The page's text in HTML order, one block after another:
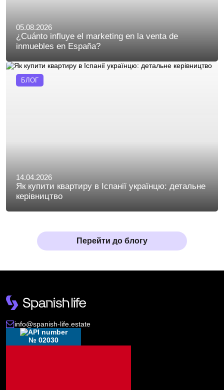
05.08.2026
¿Cuánto influye el marketing en la venta de
inmuebles en España?
БЛОГ
14.04.2026
Як купити квартиру в Іспанії українцю: детальне
керівництво
Перейти до блогу
info@spanish-life.estate
№ 02030